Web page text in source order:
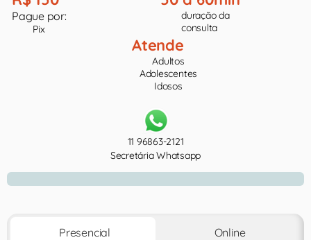
Pague por:
Pix
duração da
consulta
Atende
Adultos
Adolescentes
Idosos
11 96863-2121
Secretária Whatsapp
Presencial Online